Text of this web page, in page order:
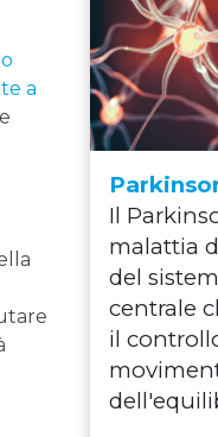
a
Il
malattia
del
centrale
il